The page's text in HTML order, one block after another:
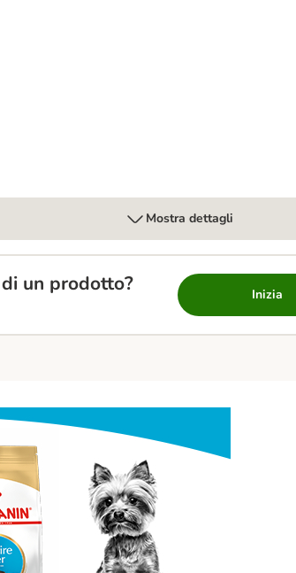
Mostra dettagli
un prodotto? Inizia